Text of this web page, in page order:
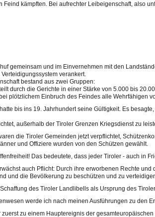
Feind kämpften. Bei aufrechter Leibeigenschaft, also
gemeinsam und im Einvernehmen mit den
verankert.
bestand aus zwei Gruppen:
durch die Gerichte in einer Stärke von 5.000 bis
plötzlichem Einbruch des Feindes alle Wehrfähigen
bis ins 19. Jahrhundert seine Gültigkeit. Es
außerhalb der Tiroler Grenzen Kriegsdienst zu
die Tiroler Gemeinden jetzt verpflichtet,
und Offiziere wurden von den Schützen gewählt.
Das bedeutete, dass jeder Tiroler - auch in
auch Pflicht: Durch ihre erworbenen Rechte
und die Bevölkerung zu beschützen und zu
des Tiroler Landlibells als Ursprung des
werde ich nach meinen Ausführungen zu den
zuerst zu einem Hauptereignis der